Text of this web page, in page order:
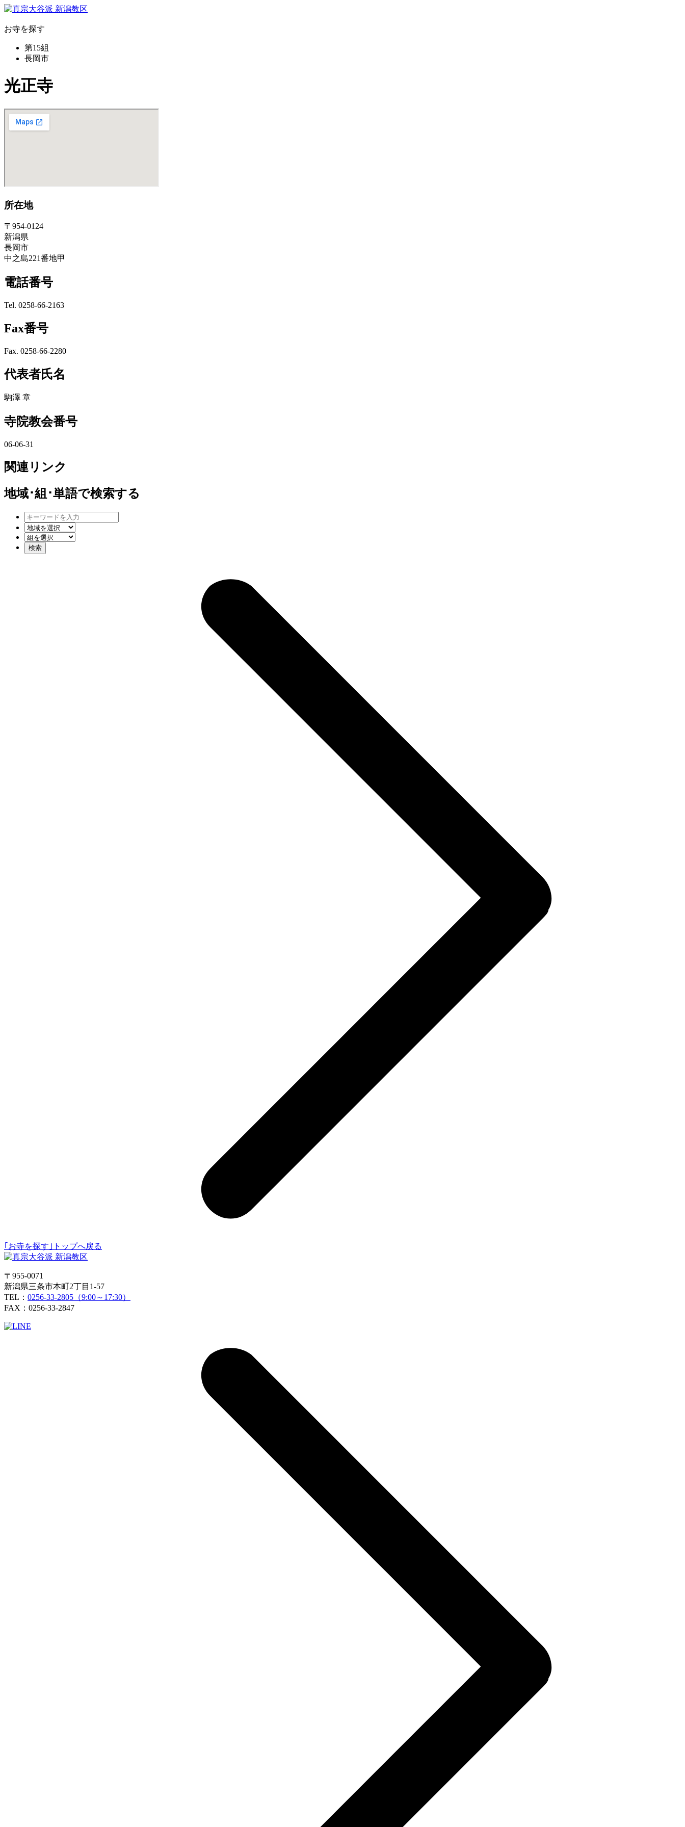
お寺を探す
第15組
長岡市
光正寺
所在地
〒954-0124
新潟県
長岡市
中之島221番地甲
電話番号
Tel. 0258-66-2163
Fax番号
Fax. 0258-66-2280
代表者氏名
駒澤 章
寺院教会番号
06-06-31
関連リンク
地域･組･単語で検索する
｢お寺を探す｣トップへ戻る
〒955-0071
新潟県三条市本町2丁目1-57
TEL： 0256-33-2805（9:00～17:30）
FAX：0256-33-2847